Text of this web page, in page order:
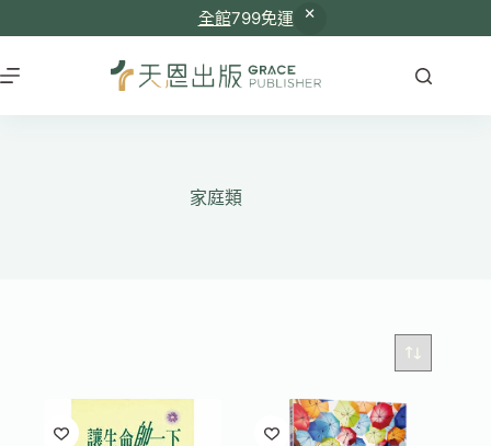
全館799免運
至
主
家庭類